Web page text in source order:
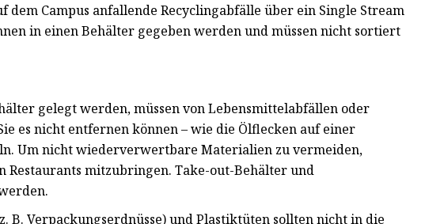
Campus anfallende Recyclingabfälle über ein Single Stream
in einen Behälter gegeben werden und müssen nicht sortiert
gelegt werden, müssen von Lebensmittelabfällen oder
es nicht entfernen können – wie die Ölflecken auf einer
Um nicht wiederverwertbare Materialien zu vermeiden,
mitzubringen. Take-out-Behälter und
B. Verpackungserdnüsse) und Plastiktüten sollten nicht in die